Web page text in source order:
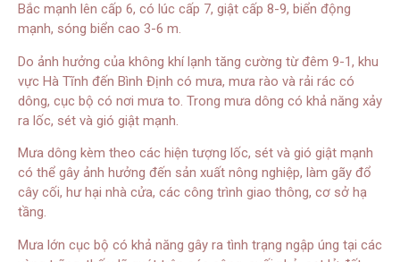
Bắc mạnh lên cấp 6, có lúc cấp 7, giật cấp 8-9, biển động
mạnh, sóng biển cao 3-6 m.
Do ảnh hưởng của không khí lạnh tăng cường từ đêm 9-1, khu
vực Hà Tĩnh đến Bình Định có mưa, mưa rào và rải rác có
dông, cục bộ có nơi mưa to. Trong mưa dông có khả năng xảy
ra lốc, sét và gió giật mạnh.
Mưa dông kèm theo các hiện tượng lốc, sét và gió giật mạnh
có thể gây ảnh hưởng đến sản xuất nông nghiệp, làm gãy đổ
cây cối, hư hại nhà cửa, các công trình giao thông, cơ sở hạ
tầng.
Mưa lớn cục bộ có khả năng gây ra tình trạng ngập úng tại các